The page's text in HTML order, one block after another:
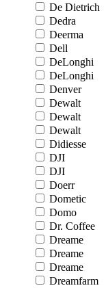
De Dietrich
Dedra
Deerma
Dell
DeLonghi
DeLonghi
Denver
Dewalt
Dewalt
Dewalt
Didiesse
DJI
DJI
Doerr
Dometic
Domo
Dr. Coffee
Dreame
Dreame
Dreame
Dreamfarm